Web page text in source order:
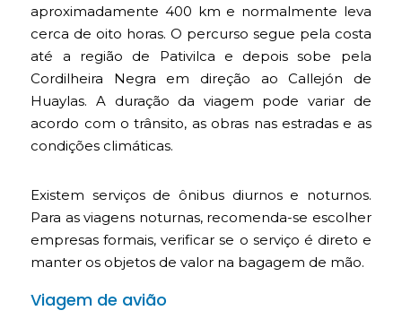
aproximadamente 400 km e normalmente leva
cerca de oito horas. O percurso segue pela costa
até a região de Pativilca e depois sobe pela
Cordilheira Negra em direção ao Callejón de
Huaylas. A duração da viagem pode variar de
acordo com o trânsito, as obras nas estradas e as
condições climáticas.
Existem serviços de ônibus diurnos e noturnos.
Para as viagens noturnas, recomenda-se escolher
empresas formais, verificar se o serviço é direto e
manter os objetos de valor na bagagem de mão.
Viagem de avião